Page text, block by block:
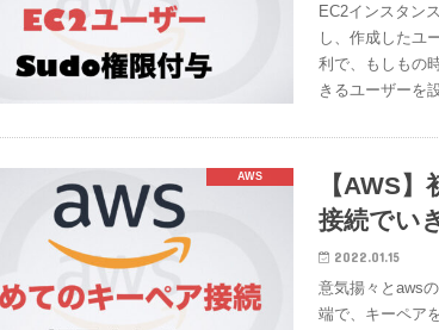
EC2インスタン
し、作成したユ
利で、もしもの
きるユーザーを
AWS
【AWS
接続でい
2022.01.15
意気揚々とaws
端で、キーペア